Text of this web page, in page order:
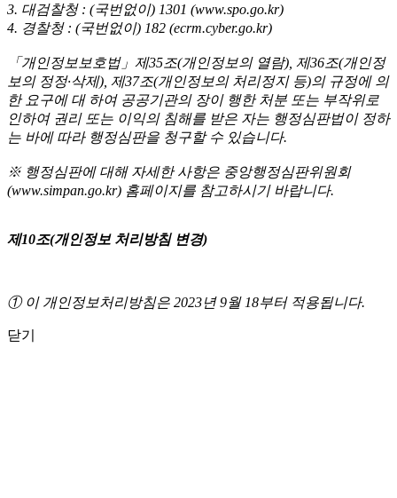
3. 대검찰청 : (국번없이) 1301 (www.spo.go.kr)
4. 경찰청 : (국번없이) 182 (ecrm.cyber.go.kr)
「개인정보보호법」제35조(개인정보의 열람), 제36조(개인정
보의 정정·삭제), 제37조(개인정보의 처리정지 등)의 규정에 의
한 요구에 대 하여 공공기관의 장이 행한 처분 또는 부작위로
인하여 권리 또는 이익의 침해를 받은 자는 행정심판법이 정하
는 바에 따라 행정심판을 청구할 수 있습니다.
※ 행정심판에 대해 자세한 사항은 중앙행정심판위원회
(www.simpan.go.kr) 홈페이지를 참고하시기 바랍니다.
제10조(개인정보 처리방침 변경)
① 이 개인정보처리방침은 2023년 9월 18부터 적용됩니다.
닫기